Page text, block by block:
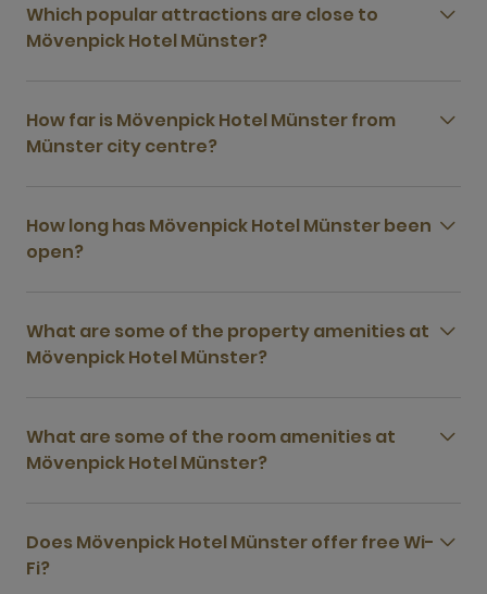
Which popular attractions are close to
Mövenpick Hotel Münster?
How far is Mövenpick Hotel Münster from
Münster city centre?
How long has Mövenpick Hotel Münster been
open?
What are some of the property amenities at
Mövenpick Hotel Münster?
What are some of the room amenities at
Mövenpick Hotel Münster?
Does Mövenpick Hotel Münster offer free Wi-
Fi?